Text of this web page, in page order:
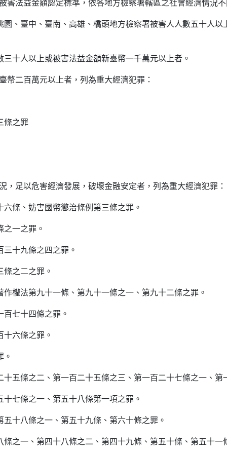
害法益金額認定標準，依各地方檢察署轄區之社會經濟情況
、臺中、臺南、高雄、橋頭地方檢察署被害人人數五十人
十人以上或被害法益金額新臺幣一千萬元以上者。
幣二百萬元以上者，列為重大經濟犯罪：
條之罪
，足以危害經濟發展，破壞金融安定者，列為重大經濟犯罪：
條、妨害國幣懲治條例第三條之罪。
一之罪。
十九條之四之罪。
之二之罪。
權法第九十一條、第九十一條之一、第九十二條之罪。
七十四條之罪。
六條之罪。
。
五條之二、第一百二十五條之三、第一百二十七條之一、第
七條之一、第五十八條第一項之罪。
十八條之一、第五十九條、第六十條之罪。
之一、第四十八條之二、第四十九條、第五十條、第五十一